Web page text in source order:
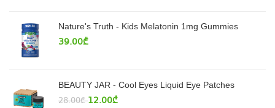
Nature's Truth - Kids Melatonin 1mg Gummies
39.00₾
BEAUTY JAR - Cool Eyes Liquid Eye Patches
28.00₾ 12.00₾